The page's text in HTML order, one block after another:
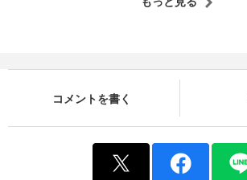
コメントを書く